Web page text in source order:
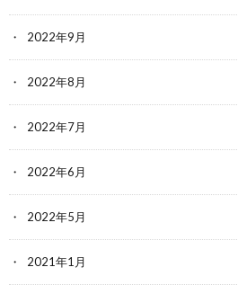
2022年9月
2022年8月
2022年7月
2022年6月
2022年5月
2021年1月